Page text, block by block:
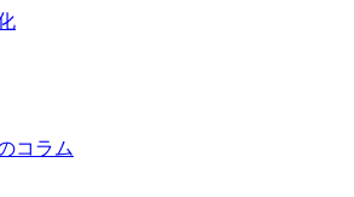
コラム